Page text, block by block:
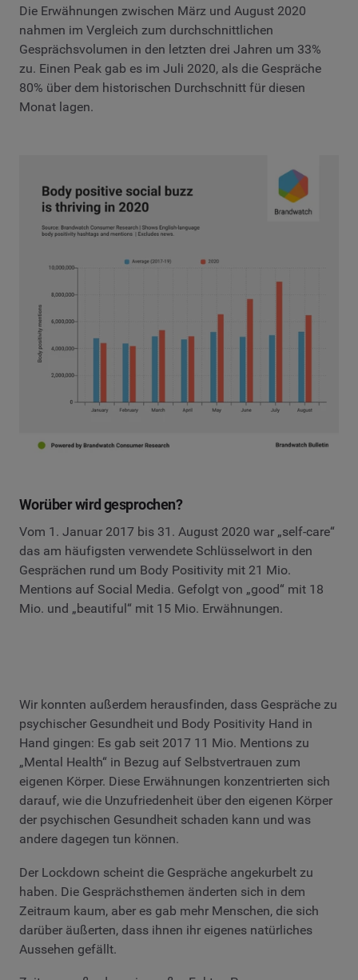
Die Erwähnungen zwischen März und August 2020
nahmen im Vergleich zum durchschnittlichen
Gesprächsvolumen in den letzten drei Jahren um 33%
zu. Einen Peak gab es im Juli 2020, als die Gespräche
80% über dem historischen Durchschnitt für diesen
Monat lagen.
Worüber wird gesprochen?
Vom 1. Januar 2017 bis 31. August 2020 war „self-care“
das am häufigsten verwendete Schlüsselwort in den
Gesprächen rund um Body Positivity mit 21 Mio.
Mentions auf Social Media. Gefolgt von „good“ mit 18
Mio. und „beautiful“ mit 15 Mio. Erwähnungen.
Wir konnten außerdem herausfinden, dass Gespräche zu
psychischer Gesundheit und Body Positivity Hand in
Hand gingen: Es gab seit 2017 11 Mio. Mentions zu
„Mental Health“ in Bezug auf Selbstvertrauen zum
eigenen Körper. Diese Erwähnungen konzentrierten sich
darauf, wie die Unzufriedenheit über den eigenen Körper
der psychischen Gesundheit schaden kann und was
andere dagegen tun können.
Der Lockdown scheint die Gespräche angekurbelt zu
haben. Die Gesprächsthemen änderten sich in dem
Zeitraum kaum, aber es gab mehr Menschen, die sich
darüber äußerten, dass ihnen ihr eigenes natürliches
Aussehen gefällt.